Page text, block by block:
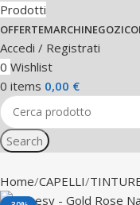
Prodotti
OFFERTEMARCHINEGOZI
Accedi / Registrati
0 Wishlist
0 items 0,00 €
Search
Home CAPELLI